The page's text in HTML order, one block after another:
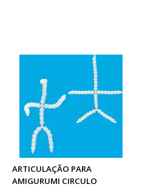
ARTICULAÇÃO PARA
AMIGURUMI CIRCULO